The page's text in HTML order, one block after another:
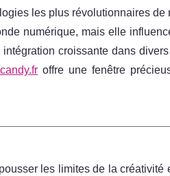
les plus révolutionnaires de
numérique, mais elle
croissante dans
offre une fenêtre
les limites de la créativité